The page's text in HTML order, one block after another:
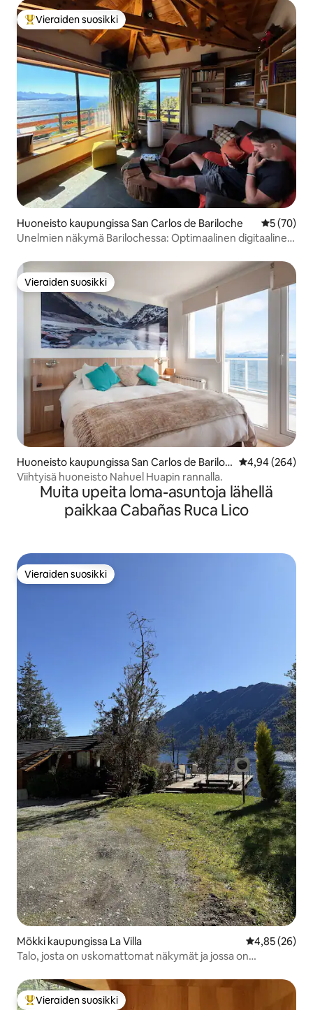
Vieraiden suosikkien parhaimmistoa
Vieraiden suosikki
Huoneisto kaupungissa San Carlos de Bariloche
5 (70)
Unelmien näkymä Barilochessa: Optimaalinen digitaalinen
Vieraiden suosikki
Vieraiden suosikki
Huoneisto kaupungissa San Carlos de Bariloc
he
4,94 (264)
Viihtyisä huoneisto Nahuel Huapin rannalla.
Muita upeita loma-asuntoja lähellä
paikkaa Cabañas Ruca Lico
Vieraiden suosikki
Vieraiden suosikki
Mökki kaupungissa La Villa
4,85 (26)
Talo, josta on uskomattomat näkymät ja jossa on
Vieraiden suosikkien parhaimmistoa
Vieraiden suosikki